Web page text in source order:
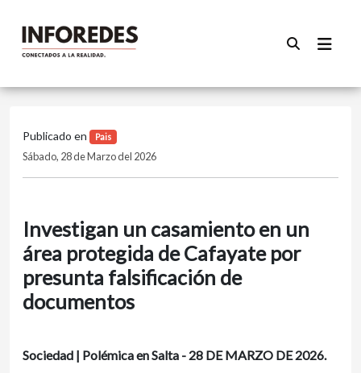
Publicado en Pais
Sábado, 28 de Marzo del 2026
Investigan un casamiento en un
área protegida de Cafayate por
presunta falsificación de
documentos
Sociedad | Polémica en Salta - 28 DE MARZO DE 2026.